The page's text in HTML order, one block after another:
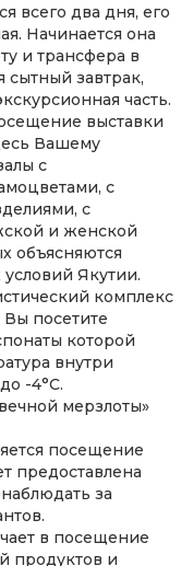
всего два дня, его
Начинается она
и трансфера в
сытный завтрак,
часть.
выставки
Вашему
с
с
с
и женской
объясняются
Якутии.
комплекс
Вы посетите
которой
внутри
-4°C.
мерзлоты»
посещение
предоставлена
за
в посещение
продуктов и